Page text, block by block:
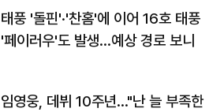
태풍 '돌핀'·'찬홈'에 이어 16호 태풍
'페이러우'도 발생…예상 경로 보니
임영웅, 데뷔 10주년…"난 늘 부족한